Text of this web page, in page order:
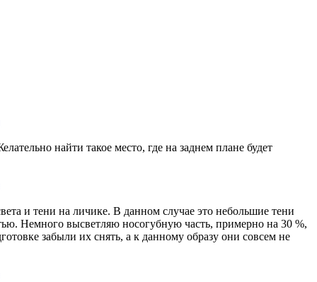
найти такое место, где на заднем плане будет
и тени на личике. В данном случае это небольшие тени
Немного высветляю носогубную часть, примерно на 30 %,
забыли их снять, а к данному образу они совсем не